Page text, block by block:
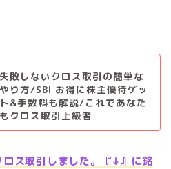
失敗しないクロス取引の簡単な
やり方/SBI お得に株主優待ゲッ
ト&手数料も解説/これであなた
もクロス取引上級者
ス取引しました。『↓』に銘